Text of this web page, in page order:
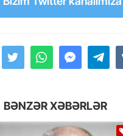
BƏNZƏR XƏBƏRLƏR